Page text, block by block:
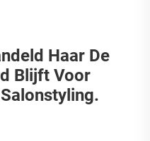
Haar De
Blijft Voor